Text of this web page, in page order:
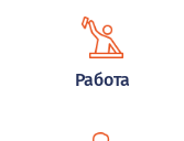
Работа